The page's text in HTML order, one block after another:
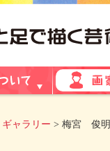
ャラリー > 梅宮 俊明